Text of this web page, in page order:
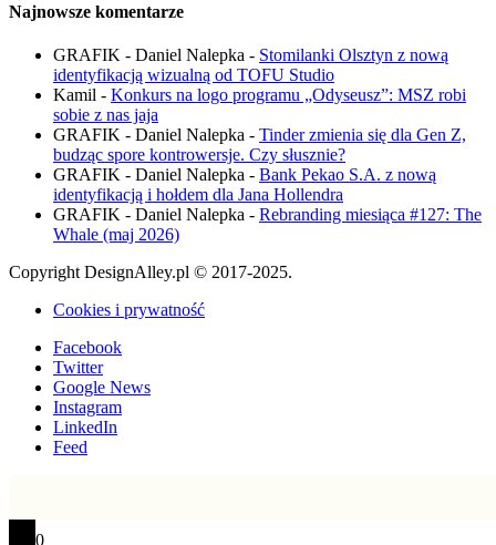
Najnowsze komentarze
GRAFIK - Daniel Nalepka - Stomilanki Olsztyn z nową
identyfikacją wizualną od TOFU Studio
Kamil - Konkurs na logo programu „Odyseusz”: MSZ robi
sobie z nas jaja
GRAFIK - Daniel Nalepka - Tinder zmienia się dla Gen Z,
budząc spore kontrowersje. Czy słusznie?
GRAFIK - Daniel Nalepka - Bank Pekao S.A. z nową
identyfikacją i hołdem dla Jana Hollendra
GRAFIK - Daniel Nalepka - Rebranding miesiąca #127: The
Whale (maj 2026)
Copyright DesignAlley.pl © 2017-2025.
Cookies i prywatność
Facebook
Twitter
Google News
Instagram
LinkedIn
Feed
0